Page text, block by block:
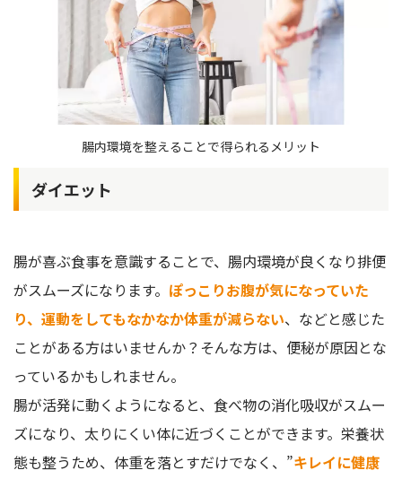
腸内環境を整えることで得られるメリット
ダイエット
腸が喜ぶ食事を意識することで、腸内環境が良くなり排便
がスムーズになります。 ぽっこりお腹が気になっていた
り、運動をしてもなかなか体重が減らない、などと感じた
ことがある方はいませんか？そんな方は、便秘が原因とな
っているかもしれません。
腸が活発に動くようになると、食べ物の消化吸収がスムー
ズになり、太りにくい体に近づくことができます。栄養状
態も整うため、体重を落とすだけでなく、”キレイに健康